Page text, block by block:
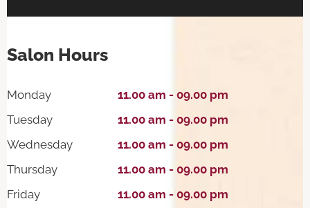
Salon Hours
Monday
11.00 am - 09.00 pm
Tuesday
11.00 am - 09.00 pm
Wednesday
11.00 am - 09.00 pm
Thursday
11.00 am - 09.00 pm
Friday
11.00 am - 09.00 pm